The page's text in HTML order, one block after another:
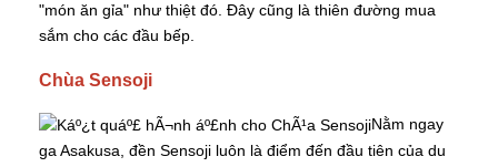
"món ăn gỉa" như thiệt đó. Đây cũng là thiên đường mua
sắm cho các đầu bếp.
Chùa Sensoji
Nằm ngay
ga Asakusa, đền Sensoji luôn là điểm đến đầu tiên của du